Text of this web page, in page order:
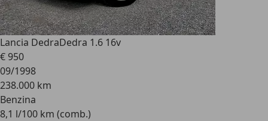
Lancia DedraDedra 1.6 16v
€ 950
09/1998
238.000 km
Benzina
8,1 l/100 km (comb.)